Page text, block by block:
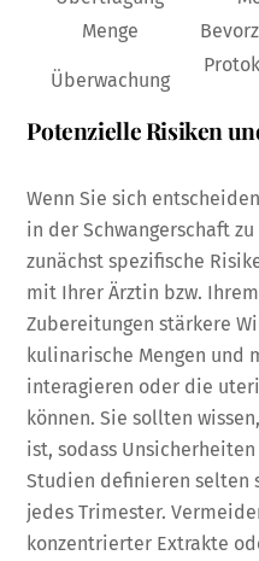
Menge
Überwachung
Potenzielle Risiken
Wenn Sie sich
in der Schwangerschaft
zunächst spezifische
mit Ihrer Ärztin bzw.
Zubereitungen stärkere
kulinarische Mengen und
interagieren oder die
können. Sie sollten
ist, sodass
Studien definieren selten
jedes Trimester.
konzentrierter Extrakte